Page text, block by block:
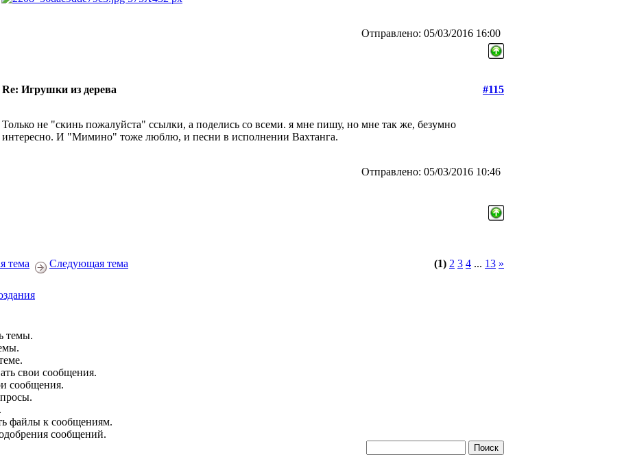
Отправлено: 05/03/2016 16:00
Re: Игрушки из дерева
#115
Только не "скинь пожалуйста" ссылки, а поделись со всеми. я мне пишу, но мне так же, безумно
интересно. И "Мимино" тоже люблю, и песни в исполнении Вахтанга.
Отправлено: 05/03/2016 10:46
тема Следующая тема (1) 2 3 4 ... 13 »
темы.
свои сообщения.
сообщения.
файлы к сообщениям.
сообщений.